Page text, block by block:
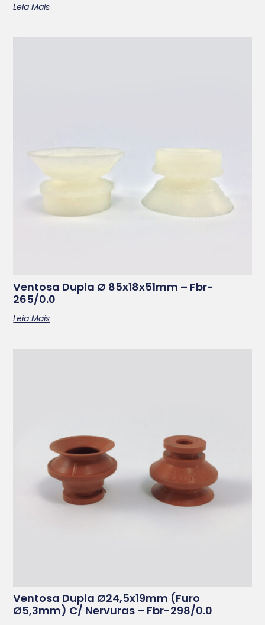
Leia Mais
Ventosa Dupla Ø 85x18x51mm – Fbr-
265/0.0
Leia Mais
Ventosa Dupla Ø24,5x19mm (furo
Ø5,3mm) C/ Nervuras – Fbr-298/0.0